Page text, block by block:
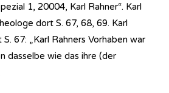
1, 20004, Karl Rahner“. Karl
dort S. 67, 68, 69. Karl
67: „Karl Rahners Vorhaben war
dasselbe wie das ihre (der